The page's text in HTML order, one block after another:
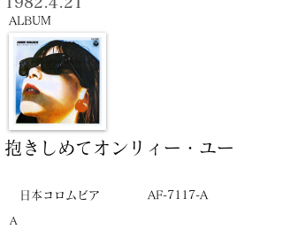
抱きしめてオンリィー・ユー
ALBUM
日本コロムビア AF-7117-A
A